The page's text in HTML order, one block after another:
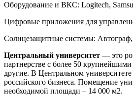
Оборудование и ВКС: Logitech,
Цифровые приложения для
Солнцезащитные системы:
Центральный университет — это
партнерстве с более 50
другие. В Центральном
российского бизнеса. Помещение
необходимой площади – 14 000 м2.